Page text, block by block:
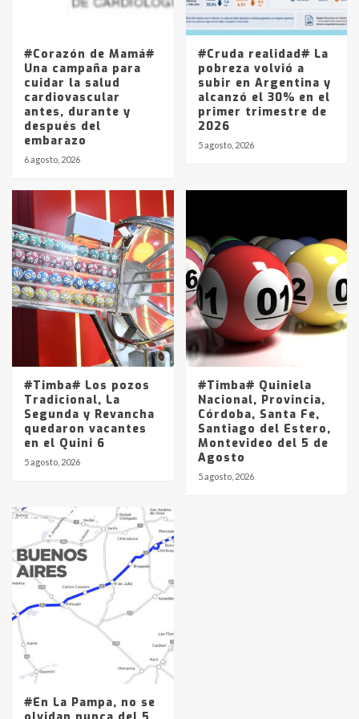
La Pampa, desde YPF hasta Axion
entre 857 a 1338 pesos
#Corazón de Mamá#
Una campaña para
cuidar la salud
cardiovascular
antes, durante y
después del
embarazo
6 agosto, 2026
#Cruda realidad# La
pobreza volvió a
subir en Argentina y
alcanzó el 30% en el
primer trimestre de
2026
5 agosto, 2026
#Timba# Los pozos
Tradicional, La
Segunda y Revancha
quedaron vacantes
en el Quini 6
5 agosto, 2026
#Timba# Quiniela
Nacional, Provincia,
Córdoba, Santa Fe,
Santiago del Estero,
Montevideo del 5 de
Agosto
5 agosto, 2026
#En La Pampa, no se